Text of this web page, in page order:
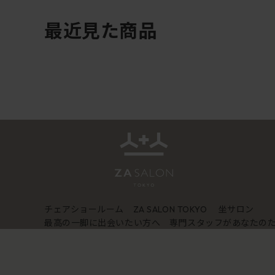
最近見た商品
チェアショールーム ZA SALON TOKYO
坐サロン
最高の一脚に出会いたい方へ 専門スタッフがあなたの